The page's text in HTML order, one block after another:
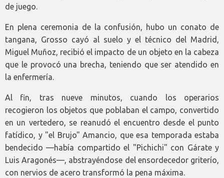
de juego.
En plena ceremonia de la confusión, hubo un conato de
tangana, Grosso cayó al suelo y el técnico del Madrid,
Miguel Muñoz, recibió el impacto de un objeto en la cabeza
que le provocó una brecha, teniendo que ser atendido en
la enfermería.
Al fin, tras nueve minutos, cuando los operarios
recogieron los objetos que poblaban el campo, convertido
en un vertedero, se reanudó el encuentro desde el punto
fatídico, y "el Brujo" Amancio, que esa temporada estaba
bendecido —había compartido el "Pichichi" con Gárate y
Luis Aragonés—, abstrayéndose del ensordecedor griterío,
con nervios de acero transformó la pena máxima.